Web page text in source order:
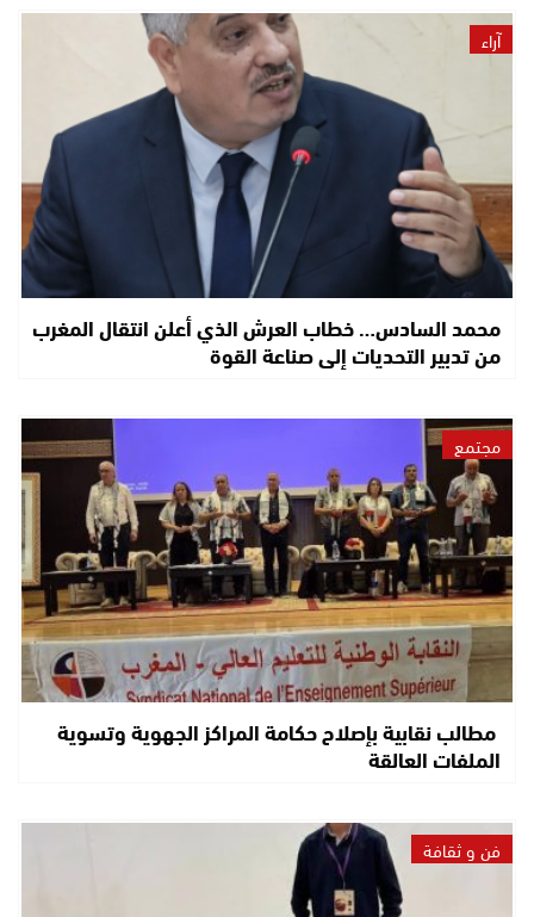
آراء
محمد السادس… خطاب العرش الذي أعلن انتقال المغرب
من تدبير التحديات إلى صناعة القوة
مجتمع
مطالب نقابية بإصلاح حكامة المراكز الجهوية وتسوية
الملفات العالقة
فن و ثقافة